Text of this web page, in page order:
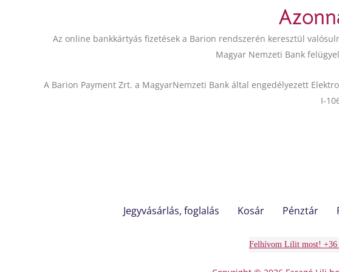
Az online bankkártyás fizetések a Barion rendszerén keresztül
Magyar Nemzeti Bank
A Barion Payment Zrt. a MagyarNemzeti Bank által engedélyezett
I-
Jegyvásárlás, foglalás Kosár Pénztár
Felhívom Lilit most! +36